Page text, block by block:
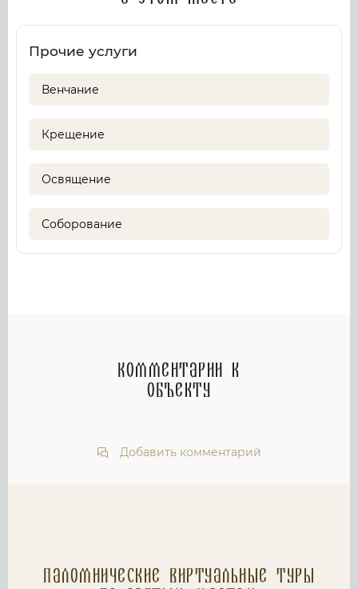
Прочие услуги
Венчание
Крещение
Освящение
Соборование
Комментарии к
объекту
Добавить комментарий
Паломнические Виртуальные туры